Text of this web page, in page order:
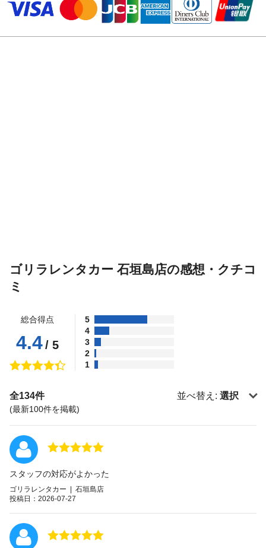
ゴリラレンタカー 石垣島店の感想・クチコ
ミ
総合得点
4.4/ 5
5
4
3
2
1
全134件
(最新100件を掲載)
並べ替え: 選択
スタッフの対応がよかった
ゴリラレンタカー | 石垣島店
投稿日：2026-07-27